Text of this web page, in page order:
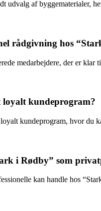
udvalg af byggematerialer,
rådgivning hos
medarbejdere, der er
kundeprogram?
kundeprogram, hvor du
i Rødby” som
kan handle hos